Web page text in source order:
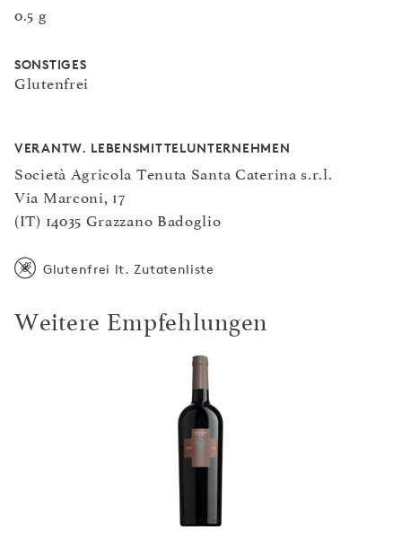
0.5 g
SONSTIGES
Glutenfrei
VERANTW. LEBENSMITTELUNTERNEHMEN
Società Agricola Tenuta Santa Caterina s.r.l.
Via Marconi, 17
(IT) 14035 Grazzano Badoglio
Glutenfrei lt. Zutatenliste
Weitere Empfehlungen